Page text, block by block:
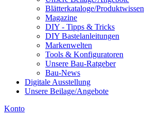
Blätterkataloge/Produktwissen
Magazine
DIY - Tipps & Tricks
DIY Bastelanleitungen
Markenwelten
Tools & Konfiguratoren
Unsere Bau-Ratgeber
Bau-News
Digitale Ausstellung
Unsere Beilage/Angebote
Konto